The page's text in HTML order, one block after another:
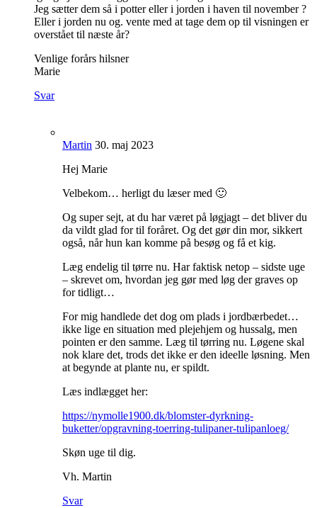
Jeg sætter dem så i potter eller i jorden i haven til november ?
Eller i jorden nu og. vente med at tage dem op til visningen er
overstået til næste år?
Venlige forårs hilsner
Marie
Svar
Martin 30. maj 2023
Hej Marie
Velbekom… herligt du læser med 🙂
Og super sejt, at du har været på løgjagt – det bliver du
da vildt glad for til foråret. Og det gør din mor, sikkert
også, når hun kan komme på besøg og få et kig.
Læg endelig til tørre nu. Har faktisk netop – sidste uge
– skrevet om, hvordan jeg gør med løg der graves op
for tidligt…
For mig handlede det dog om plads i jordbærbedet…
ikke lige en situation med plejehjem og hussalg, men
pointen er den samme. Læg til tørring nu. Løgene skal
nok klare det, trods det ikke er den ideelle løsning. Men
at begynde at plante nu, er spildt.
Læs indlægget her:
https://nymolle1900.dk/blomster-dyrkning-
buketter/opgravning-toerring-tulipaner-tulipanloeg/
Skøn uge til dig.
Vh. Martin
Svar